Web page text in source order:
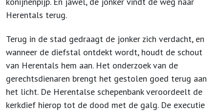
Herentals terug.
Terug in de stad gedraagt de jonker zich verdacht, en
wanneer de diefstal ontdekt wordt, houdt de schout
van Herentals hem aan. Het onderzoek van de
gerechtsdienaren brengt het gestolen goed terug aan
het licht. De Herentalse schepenbank veroordeelt de
kerkdief hierop tot de dood met de galg. De executie